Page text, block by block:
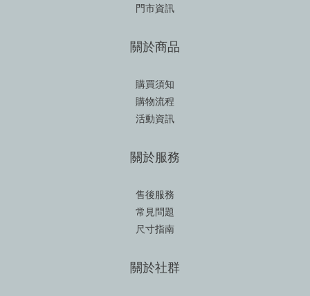
門市資訊
關於商品
購買須知
購物流程
活動資訊
關於服務
售後服務
常見問題
尺寸指南
關於社群